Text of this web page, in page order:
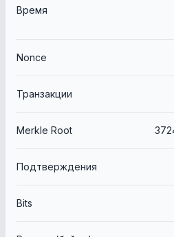
Время
Nonce
Транзакции
Merkle Root
Подтверждения
Bits